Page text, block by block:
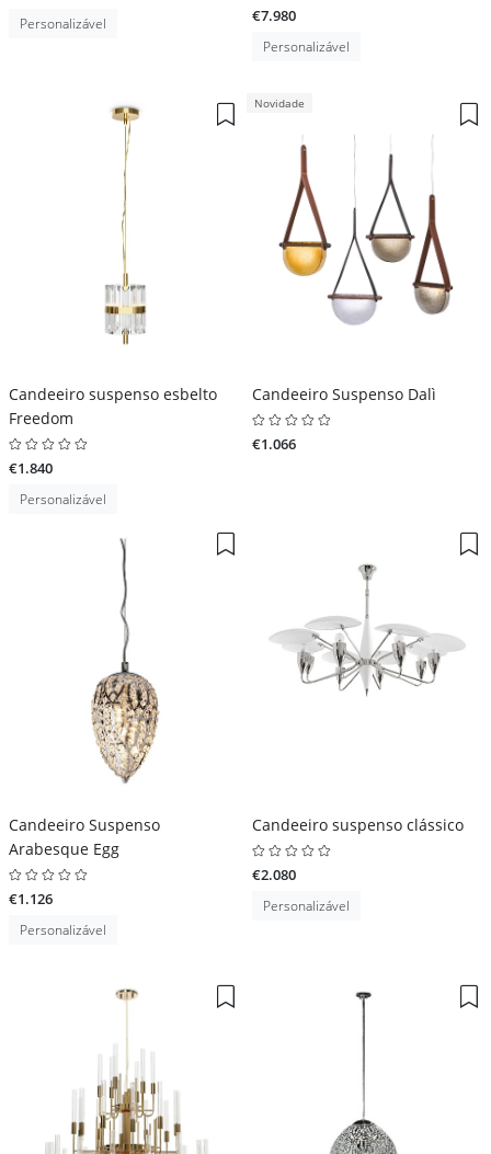
Personalizável €7.980
Personalizável
Candeeiro suspenso esbelto
Freedom
€1.840
Personalizável
Novidade
Candeeiro Suspenso Dalì
€1.066
Candeeiro Suspenso
Arabesque Egg
€1.126
Personalizável
Candeeiro suspenso clássico
€2.080
Personalizável